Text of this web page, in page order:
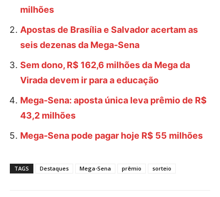
milhões
Apostas de Brasília e Salvador acertam as
seis dezenas da Mega-Sena
Sem dono, R$ 162,6 milhões da Mega da
Virada devem ir para a educação
Mega-Sena: aposta única leva prêmio de R$
43,2 milhões
Mega-Sena pode pagar hoje R$ 55 milhões
TAGS Destaques Mega-Sena prêmio sorteio